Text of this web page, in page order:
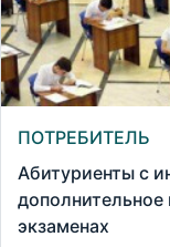
ПОТРЕБИТЕЛЬ
Абитуриенты с
дополнительное
экзаменах